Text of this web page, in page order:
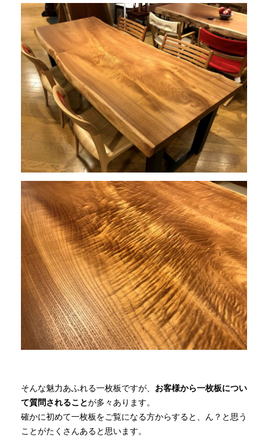
INFORMATION
MOKUBA CHANNEL
よくあるご質問
お問い合わせ
そんな魅力あふれる一枚板ですが、 お客様から一枚板につい
て質問されることが多々あります。
確かに初めて一枚板をご覧になる方からすると、ん？と思う
ことがたくさんあると思います。